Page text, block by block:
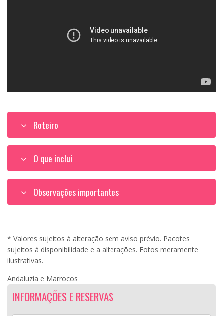
Roteiro
O que inclui
Observações importantes
* Valores sujeitos à alteração sem aviso prévio. Pacotes
sujeitos á disponibilidade e a alterações. Fotos meramente
ilustrativas.
Andaluzia e Marrocos
INFORMAÇÕES E RESERVAS